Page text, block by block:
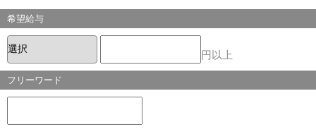
希望給与
円以上
フリーワード